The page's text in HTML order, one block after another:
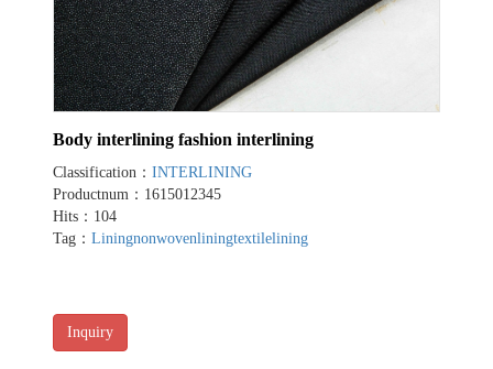
Body interlining fashion interlining
Classification： INTERLINING
Productnum：1615012345
Hits：104
Tag： Liningnonwovenliningtextilelining
Inquiry